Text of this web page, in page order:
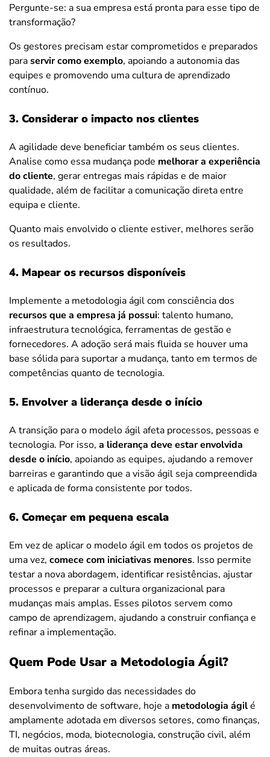
Pergunte-se: a sua empresa está pronta para esse tipo de
transformação?
Os gestores precisam estar comprometidos e preparados
paraservir como exemplo, apoiando a autonomia das
equipes e promovendo uma cultura de aprendizado
contínuo.
3. Considerar o impacto nos clientes
A agilidade deve beneficiar também os seus clientes.
Analise como essa mudança pode melhorar a experiência
do cliente, gerar entregas mais rápidas e de maior
qualidade, além de facilitar a comunicação direta entre
equipa e cliente.
Quanto mais envolvido o cliente estiver, melhores serão
os resultados.
4. Mapear os recursos disponíveis
Implemente a metodologia ágil com consciência dos
recursos que a empresa já possui: talento humano,
infraestrutura tecnológica, ferramentas de gestão e
fornecedores. A adoção será mais fluida se houver uma
base sólida para suportar a mudança, tanto em termos de
competências quanto de tecnologia.
5. Envolver a liderança desde o início
A transição para o modelo ágil afeta processos, pessoas e
tecnologia. Por isso, a liderança deve estar envolvida
desde o início, apoiando as equipes, ajudando a remover
barreiras e garantindo que a visão ágil seja compreendida
e aplicada de forma consistente por todos.
6. Começar em pequena escala
Em vez de aplicar o modelo ágil em todos os projetos de
uma vez, comece com iniciativas menores. Isso permite
testar a nova abordagem, identificar resistências, ajustar
processos e preparar a cultura organizacional para
mudanças mais amplas. Esses pilotos servem como
campo de aprendizagem, ajudando a construir confiança e
refinar a implementação.
Quem Pode Usar a Metodologia Ágil?
Embora tenha surgido das necessidades do
desenvolvimento de software, hoje a metodologia ágilé
amplamente adotada em diversos setores, como finanças,
TI, negócios, moda, biotecnologia, construção civil, além
de muitas outras áreas.